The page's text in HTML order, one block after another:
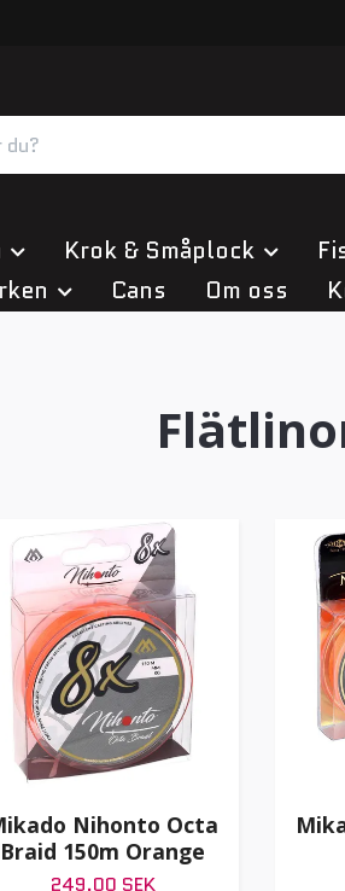
Krok & Småplock
Cans Om oss
Nihonto Octa
Braid 150m Orange
249.00 SEK